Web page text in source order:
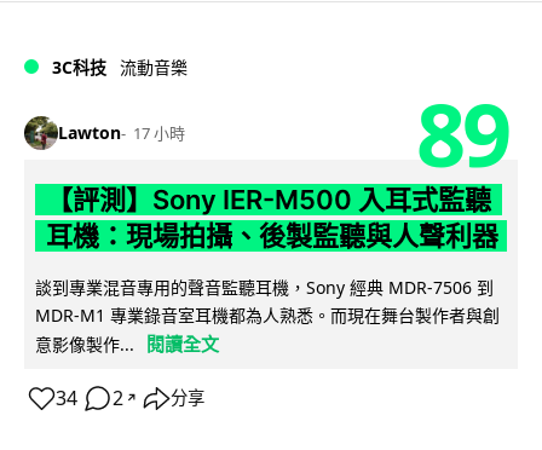
3C科技 流動音樂
Lawton 17 小時 89
【評測】Sony IER-M500 入耳式監聽
耳機：現場拍攝、後製監聽與人聲利器
談到專業混音專用的聲音監聽耳機，Sony 經典 MDR-7506 到
MDR-M1 專業錄音室耳機都為人熟悉。而現在舞台製作者與創
意影像製作...
閱讀全文
34 2 ↗ 分享